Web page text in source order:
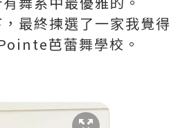
最終揀選了一家我覺得
芭蕾舞學校。